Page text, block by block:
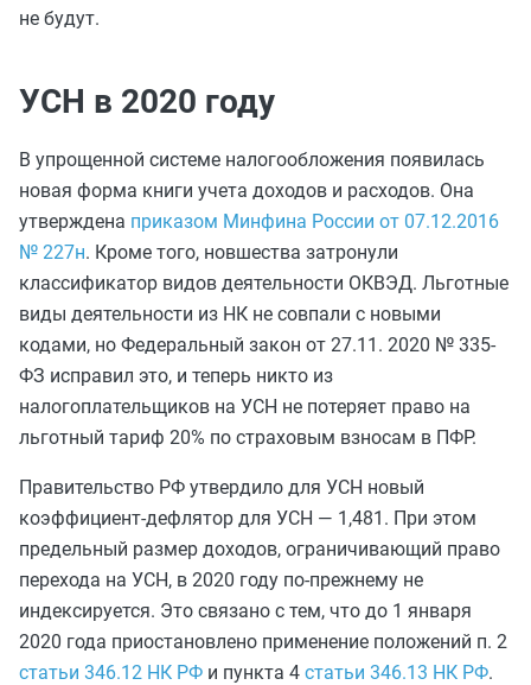
не будут.
УСН в 2020 году
В упрощенной системе налогообложения появилась
новая форма книги учета доходов и расходов. Она
утверждена приказом Минфина России от 07.12.2016
№ 227н. Кроме того, новшества затронули
классификатор видов деятельности ОКВЭД. Льготные
виды деятельности из НК не совпали с новыми
кодами, но Федеральный закон от 27.11. 2020 № 335-
ФЗ исправил это, и теперь никто из
налогоплательщиков на УСН не потеряет право на
льготный тариф 20% по страховым взносам в ПФР.
Правительство РФ утвердило для УСН новый
коэффициент-дефлятор для УСН — 1,481. При этом
предельный размер доходов, ограничивающий право
перехода на УСН, в 2020 году по-прежнему не
индексируется. Это связано с тем, что до 1 января
2020 года приостановлено применение положений п. 2
статьи 346.12 НК РФ и пункта 4 статьи 346.13 НК РФ.